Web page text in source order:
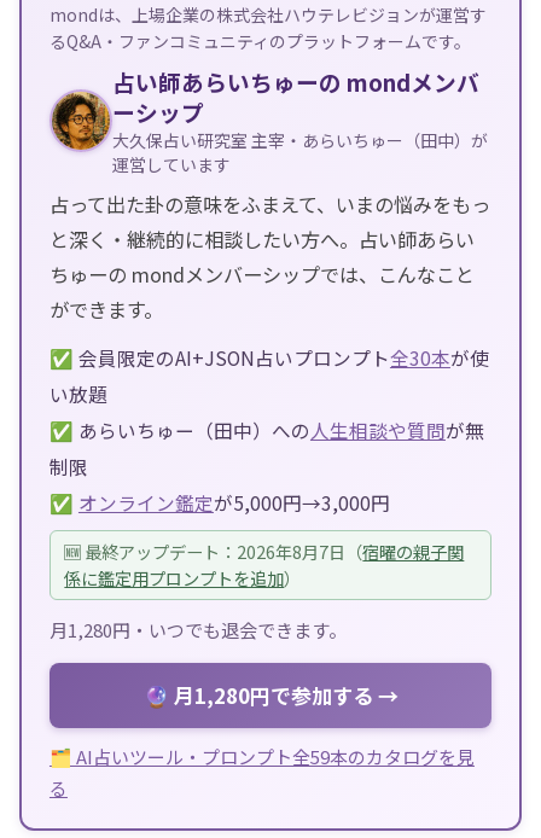
mondは、上場企業の株式会社ハウテレビジョンが運営す
るQ&A・ファンコミュニティのプラットフォームです。
占い師あらいちゅーの mondメンバ
ーシップ
大久保占い研究室 主宰・あらいちゅー（田中）が
運営しています
占って出た卦の意味をふまえて、いまの悩みをもっ
と深く・継続的に相談したい方へ。占い師あらい
ちゅーの mondメンバーシップでは、こんなこと
ができます。
✅ 会員限定のAI+JSON占いプロンプト全30本が使
い放題
✅ あらいちゅー（田中）への人生相談や質問が無
制限
✅ オンライン鑑定が5,000円→3,000円
🆕 最終アップデート：2026年8月7日（宿曜の親子関
係に鑑定用プロンプトを追加）
月1,280円・いつでも退会できます。
🔮 月1,280円で参加する →
🗂 AI占いツール・プロンプト全59本のカタログを見
る